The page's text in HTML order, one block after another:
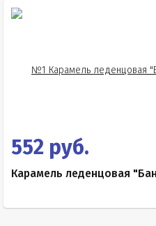
552 руб.
Карамель леденцовая